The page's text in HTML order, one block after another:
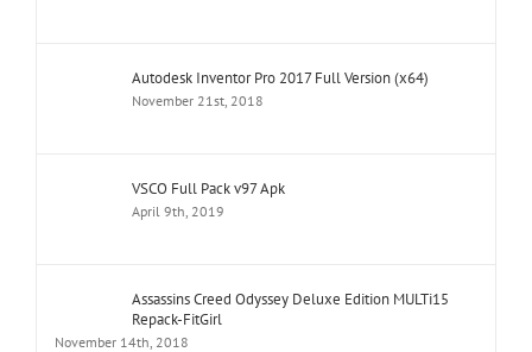
Autodesk Inventor Pro 2017 Full Version (x64)
November 21st, 2018
VSCO Full Pack v97 Apk
April 9th, 2019
Assassins Creed Odyssey Deluxe Edition MULTi15
Repack-FitGirl
November 14th, 2018